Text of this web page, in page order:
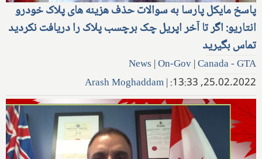
پاسخ مایکل پارسا به سوالات حذف هزینه های پلاک خودرو
انتاریو: اگر تا آخر اپریل چک برچسب پلاک را دریافت نکردید
تماس بگیرید
News |On-Gov|Canada - GTA
25.02.2022, 13:33:
|
Arash Moghaddam